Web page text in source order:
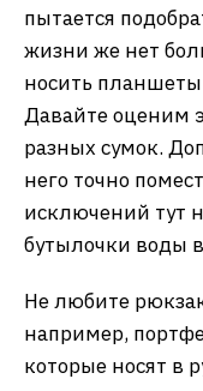
пытается
жизни же нет
носить
Давайте оценим
разных сумок.
него точно
исключений тут
бутылочки воды
Не любите
например,
которые носят в